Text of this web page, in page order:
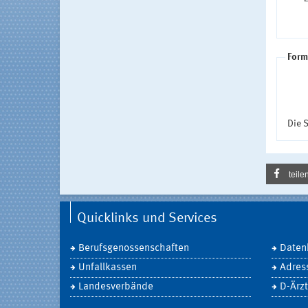
Die
Quicklinks und Services
Berufsgenossenschaften
Unfallkassen
Landesverbände
D-